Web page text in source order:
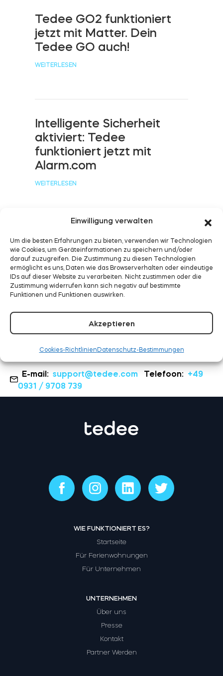
Einwilligung verwalten
Um die besten Erfahrungen zu bieten, verwenden wir Technologien
wie Cookies, um Geräteinformationen zu speichern und/oder
darauf zuzugreifen. Die Zustimmung zu diesen Technologien
ermöglicht es uns, Daten wie das Browserverhalten oder eindeutige
IDs auf dieser Website zu verarbeiten. Nicht zustimmen oder die
Zustimmung widerrufen kann sich negativ auf bestimmte
Funktionen und Funktionen auswirken.
Akzeptieren
Cookies-Richtlinien Datenschutz-Bestimmungen
Heim-Zugang
BleBox Smart Relais Modul
Jetzt kaufen
Tedee GO2 funktioniert
jetzt mit Matter. Dein
Tedee GO auch!
WEITERLESEN
Intelligente Sicherheit
aktiviert: Tedee
funktioniert jetzt mit
Alarm.com
WEITERLESEN
Tedee funktioniert jetzt
mit Samsung
SmartThings
WEITERLESEN
E-mail: support@tedee.com Telefoon: +49
0931 / 9708 739
WIE FUNKTIONIERT ES?
Startseite
Für Ferienwohnungen
Für Unternehmen
UNTERNEHMEN
Über uns
Presse
Kontakt
Partner Werden